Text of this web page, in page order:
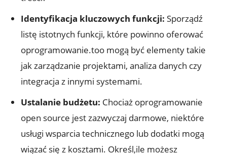
Identyfikacja kluczowych funkcji: Sporządź
listę istotnych funkcji, które powinno oferować
oprogramowanie.too mogą być elementy takie
jak zarządzanie projektami, analiza danych czy
integracja z innymi systemami.
Ustalanie budżetu: Chociaż oprogramowanie
open source jest zazwyczaj darmowe, niektóre
usługi wsparcia technicznego lub dodatki mogą
wiązać się z kosztami. Określ,ile możesz